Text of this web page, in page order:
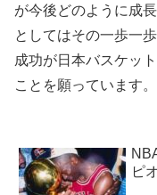
が今後どのように成
としてはその一歩一
成功が日本バスケッ
ことを願っています。
ピ